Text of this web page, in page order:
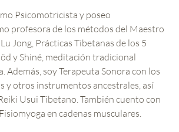
Psicomotricista y poseo
profesora de los métodos del Maestro
Jong, Prácticas Tibetanas de los 5
Además, soy Terapeuta Sonora con los
y otros instrumentos ancestrales, así
Usui Tibetano. También cuento con
en cadenas musculares.